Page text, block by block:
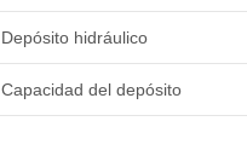
Depósito hidráulico
Capacidad del depósito